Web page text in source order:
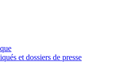
et dossiers de presse